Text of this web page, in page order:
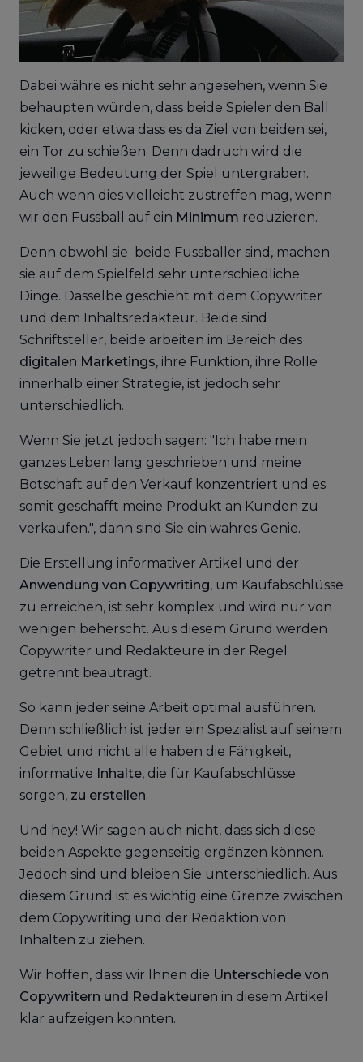
Dabei währe es nicht sehr angesehen, wenn Sie
behaupten würden, dass beide Spieler den Ball
kicken, oder etwa dass es da Ziel von beiden sei,
ein Tor zu schießen. Denn dadruch wird die
jeweilige Bedeutung der Spiel untergraben.
Auch wenn dies vielleicht zustreffen mag, wenn
wir den Fussball auf ein Minimum reduzieren.
Denn obwohl sie beide Fussballer sind, machen
sie auf dem Spielfeld sehr unterschiedliche
Dinge. Dasselbe geschieht mit dem Copywriter
und dem Inhaltsredakteur. Beide sind
Schriftsteller, beide arbeiten im Bereich des
digitalen Marketings, ihre Funktion, ihre Rolle
innerhalb einer Strategie, ist jedoch sehr
unterschiedlich.
Wenn Sie jetzt jedoch sagen: "Ich habe mein
ganzes Leben lang geschrieben und meine
Botschaft auf den Verkauf konzentriert und es
somit geschafft meine Produkt an Kunden zu
verkaufen.", dann sind Sie ein wahres Genie.
Die Erstellung informativer Artikel und der
Anwendung von Copywriting, um Kaufabschlüsse
zu erreichen, ist sehr komplex und wird nur von
wenigen beherscht. Aus diesem Grund werden
Copywriter und Redakteure in der Regel
getrennt beautragt.
So kann jeder seine Arbeit optimal ausführen.
Denn schließlich ist jeder ein Spezialist auf seinem
Gebiet und nicht alle haben die Fähigkeit,
informative Inhalte, die für Kaufabschlüsse
sorgen, zu erstellen.
Und hey! Wir sagen auch nicht, dass sich diese
beiden Aspekte gegenseitig ergänzen können.
Jedoch sind und bleiben Sie unterschiedlich. Aus
diesem Grund ist es wichtig eine Grenze zwischen
dem Copywriting und der Redaktion von
Inhalten zu ziehen.
Wir hoffen, dass wir Ihnen die Unterschiede von
Copywritern und Redakteuren in diesem Artikel
klar aufzeigen konnten.